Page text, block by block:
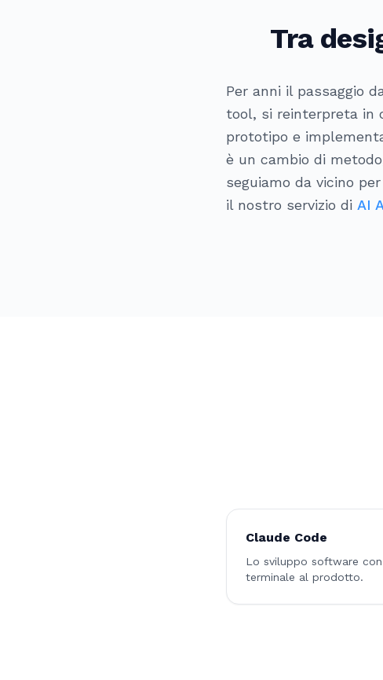
Tra
Per anni il passaggio
tool, si reinterpreta in
prototipo e
è un cambio di
seguiamo da vicino
il nostro servizio di AI
Claude Code
Lo sviluppo software con
terminale al prodotto.